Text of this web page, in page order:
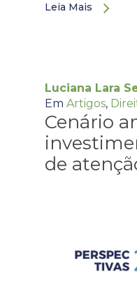
Leia Mais
Luciana Lara
Em Artigos,
Cenário
de